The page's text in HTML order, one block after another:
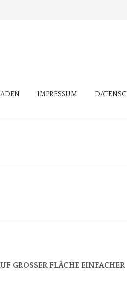
IMPRESSUM
GROSSER FLÄCHE EINFACHER